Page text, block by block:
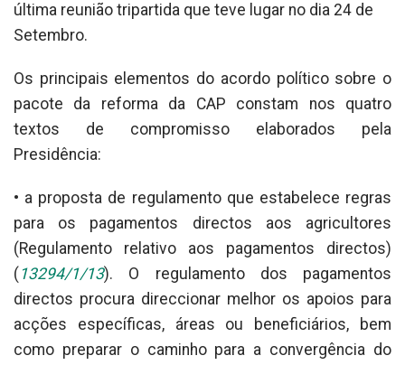
última reunião tripartida que teve lugar no dia 24 de
Setembro.
Os principais elementos do acordo político sobre o
pacote da reforma da CAP constam nos quatro
textos de compromisso elaborados pela
Presidência:
• a proposta de regulamento que estabelece regras
para os pagamentos directos aos agricultores
(Regulamento relativo aos pagamentos directos)
( 13294/1/13). O regulamento dos pagamentos
directos procura direccionar melhor os apoios para
acções específicas, áreas ou beneficiários, bem
como preparar o caminho para a convergência do